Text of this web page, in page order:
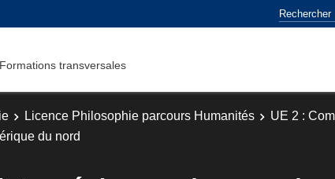
Formations transversales
Licence Philosophie parcours Humanités
UE 2 :
du nord